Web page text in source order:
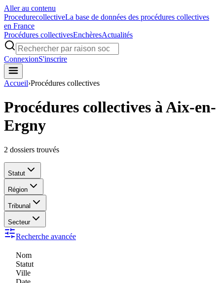
Aller au contenu
ProcedurecollectiveLa base de données des procédures collectives
en France
Procédures collectivesEnchèresActualités
ConnexionS'inscrire
Accueil›Procédures collectives
Procédures collectives à Aix-en-
Ergny
2 dossiers trouvés
Statut
Région
Tribunal
Secteur
Recherche avancée
Nom
Statut
Ville